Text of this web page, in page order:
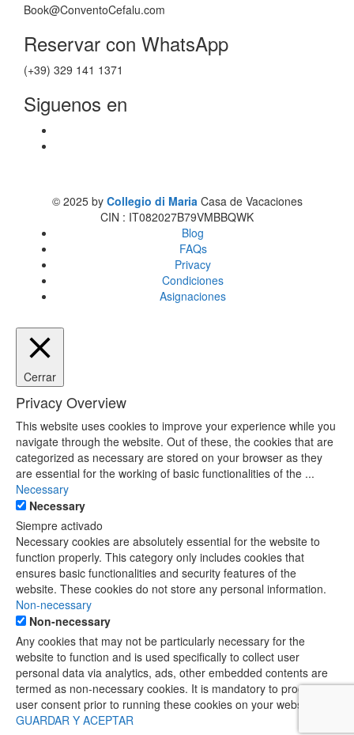
Book@ConventoCefalu.com
Reservar con WhatsApp
(+39) 329 141 1371
Siguenos en
© 2025 by Collegio di Maria Casa de Vacaciones
CIN : IT082027B79VMBBQWK
Blog
FAQs
Privacy
Condiciones
Asignaciones
Cerrar
Privacy Overview
This website uses cookies to improve your experience while you
navigate through the website. Out of these, the cookies that are
categorized as necessary are stored on your browser as they
are essential for the working of basic functionalities of the ...
Necessary
Necessary
Siempre activado
Necessary cookies are absolutely essential for the website to
function properly. This category only includes cookies that
ensures basic functionalities and security features of the
website. These cookies do not store any personal information.
Non-necessary
Non-necessary
Any cookies that may not be particularly necessary for the
website to function and is used specifically to collect user
personal data via analytics, ads, other embedded contents are
termed as non-necessary cookies. It is mandatory to procure
user consent prior to running these cookies on your website.
GUARDAR Y ACEPTAR